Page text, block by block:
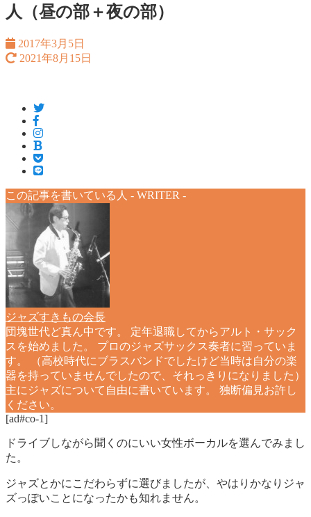
人（昼の部＋夜の部）
2017年3月5日
2021年8月15日
この記事を書いている人 - WRITER -
ジャズすきもの会長
団塊世代ど真ん中です。 定年退職してからアルト・サック
スを始めました。 プロのジャズサックス奏者に習っていま
す。 （高校時代にブラスバンドでしたけど当時は自分の楽
器を持っていませんでしたので、それっきりになりました）
主にジャズについて自由に書いています。 独断偏見お許し
ください。
[ad#co-1]
ドライブしながら聞くのにいい女性ボーカルを選んでみまし
た。
ジャズとかにこだわらずに選びましたが、やはりかなりジャ
ズっぽいことになったかも知れません。